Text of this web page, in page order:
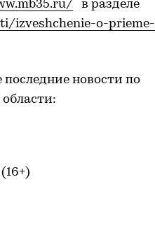
в разделе
izveshchenie-o-prieme-
новости по
(16+)